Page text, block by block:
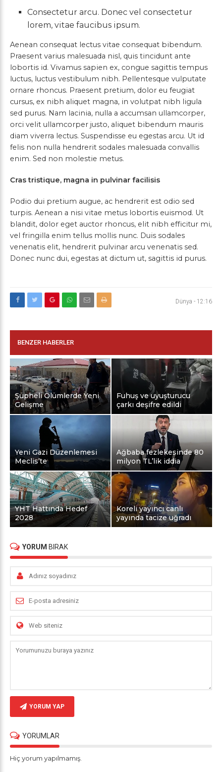
Consectetur arcu. Donec vel consectetur
lorem, vitae faucibus ipsum.
Aenean consequat lectus vitae consequat bibendum.
Praesent varius malesuada nisl, quis tincidunt ante
lobortis id. Vivamus sapien ex, congue sagittis tempus
luctus, luctus vestibulum nibh. Pellentesque vulputate
ornare rhoncus. Praesent pretium, dolor eu feugiat
cursus, ex nibh aliquet magna, in volutpat nibh ligula
sed purus. Nam lacinia, nulla a accumsan ullamcorper,
orci velit ullamcorper justo, aliquet bibendum mauris
diam viverra lectus. Suspendisse eu egestas arcu. Ut id
felis non nulla hendrerit sodales malesuada convallis
enim. Sed non molestie metus.
Cras tristique, magna in pulvinar facilisis
Podio dui pretium augue, ac hendrerit est odio sed
turpis. Aenean a nisi vitae metus lobortis euismod. Ut
blandit, dolor eget auctor rhoncus, elit nibh efficitur mi,
vel fringilla enim tellus mollis nunc. Duis sodales
venenatis elit, hendrerit pulvinar arcu venenatis sed.
Donec nunc dui, egestas at dictum ut, sagittis id purus.
Dünya - 12:16
BENZER HABERLER
Şüpheli Ölümlerde Yeni
Gelişme
Fuhuş ve uyuşturucu
çarkı deşifre edildi
Yeni Gazi Düzenlemesi
Meclis’te
Ağbaba fezlekesinde 80
milyon TL’lik iddia
YHT Hattında Hedef
2028
Koreli yayıncı canlı
yayında tacize uğradı
YORUM BIRAK
YORUM YAP
YORUMLAR
Hiç yorum yapılmamış.